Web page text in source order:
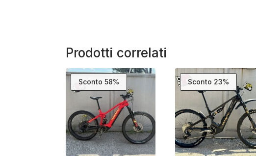
Prodotti correlati
Sconto 58% Sconto 23%